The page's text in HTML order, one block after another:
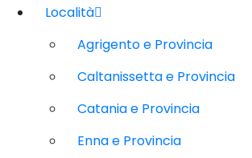
Località
Agrigento e Provincia
Caltanissetta e Provincia
Catania e Provincia
Enna e Provincia